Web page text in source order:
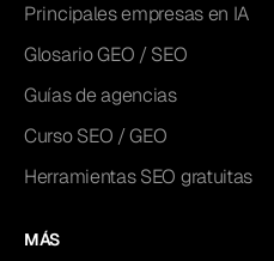
Principales empresas en IA
Glosario GEO / SEO
Guías de agencias
Curso SEO / GEO
Herramientas SEO gratuitas
MÁS